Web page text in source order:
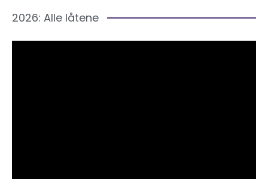
2026: Alle låtene